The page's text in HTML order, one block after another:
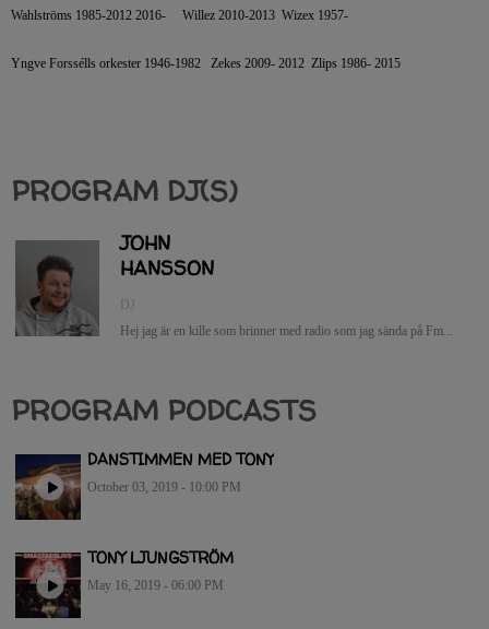
Wahlströms 1985-2012 2016- Willez 2010-2013 Wizex 1957-
Yngve Forssélls orkester 1946-1982 Zekes 2009- 2012 Zlips 1986- 2015
PROGRAM DJ(S)
JOHN
HANSSON
DJ
Hej jag är en kille som brinner med radio som jag sända på Fm...
PROGRAM PODCASTS
DANSTIMMEN MED TONY
October 03, 2019 - 10:00 PM
TONY LJUNGSTRÖM
May 16, 2019 - 06:00 PM